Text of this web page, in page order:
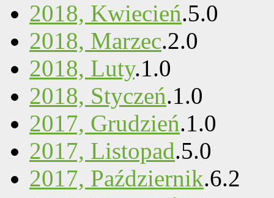
2018, Kwiecień.5.0
2018, Marzec.2.0
2018, Luty.1.0
2018, Styczeń.1.0
2017, Grudzień.1.0
2017, Listopad.5.0
2017, Październik.6.2